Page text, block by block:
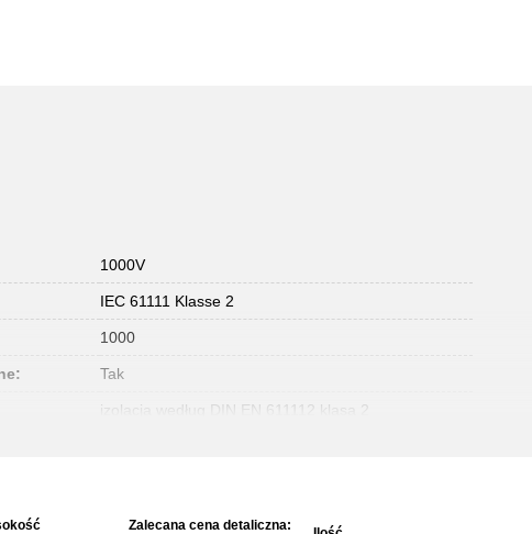
1000V
IEC 61111 Klasse 2
1000
Tak
izolacja według DIN EN 611112 klasa 2
Zalecana cena detaliczna: